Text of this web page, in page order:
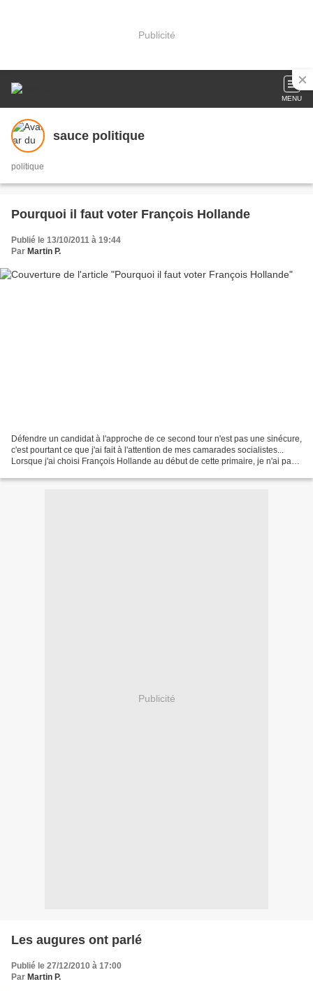
Publicité
MENU
sauce politique
politique
Pourquoi il faut voter François Hollande
Publié le 13/10/2011 à 19:44
Par Martin P.
Défendre un candidat à l'approche de ce second tour n'est pas une sinécure,
c'est pourtant ce que j'ai fait à l'attention de mes camarades socialistes...
Lorsque j'ai choisi François Hollande au début de cette primaire, je n'ai pas
Publicité
Les augures ont parlé
Publié le 27/12/2010 à 17:00
Par Martin P.